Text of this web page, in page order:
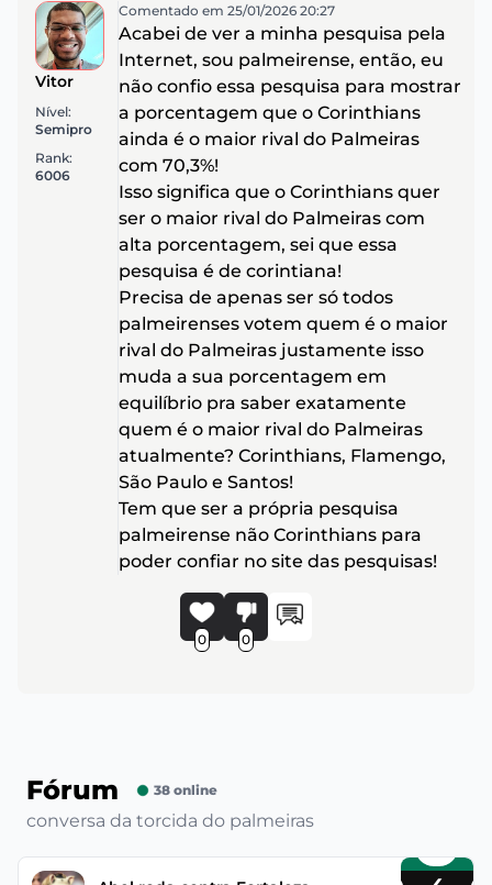
Vitor
Nível:
Semipro
Rank:
6006
Comentado em 25/01/2026 20:27
Acabei de ver a minha pesquisa pela
Internet, sou palmeirense, então, eu
não confio essa pesquisa para mostrar
a porcentagem que o Corinthians
ainda é o maior rival do Palmeiras
com 70,3%!
Isso significa que o Corinthians quer
ser o maior rival do Palmeiras com
alta porcentagem, sei que essa
pesquisa é de corintiana!
Precisa de apenas ser só todos
palmeirenses votem quem é o maior
rival do Palmeiras justamente isso
muda a sua porcentagem em
equilíbrio pra saber exatamente
quem é o maior rival do Palmeiras
atualmente? Corinthians, Flamengo,
São Paulo e Santos!
Tem que ser a própria pesquisa
palmeirense não Corinthians para
poder confiar no site das pesquisas!
0 0
Fórum 38 online
conversa da torcida do palmeiras